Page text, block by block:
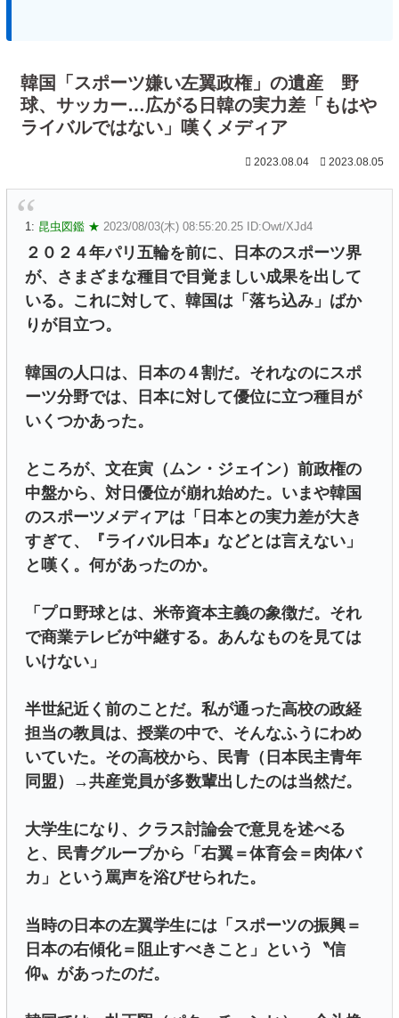
韓国「スポーツ嫌い左翼政権」の遺産 野
球、サッカー…広がる日韓の実力差「もはや
ライバルではない」嘆くメディア
2023.08.04 2023.08.05
1: 昆虫図鑑 ★ 2023/08/03(木) 08:55:20.25 ID:Owt/XJd4
２０２４年パリ五輪を前に、日本のスポーツ界
が、さまざまな種目で目覚ましい成果を出して
いる。これに対して、韓国は「落ち込み」ばか
りが目立つ。
韓国の人口は、日本の４割だ。それなのにスポ
ーツ分野では、日本に対して優位に立つ種目が
いくつかあった。
ところが、文在寅（ムン・ジェイン）前政権の
中盤から、対日優位が崩れ始めた。いまや韓国
のスポーツメディアは「日本との実力差が大き
すぎて、『ライバル日本』などとは言えない」
と嘆く。何があったのか。
「プロ野球とは、米帝資本主義の象徴だ。それ
で商業テレビが中継する。あんなものを見ては
いけない」
半世紀近く前のことだ。私が通った高校の政経
担当の教員は、授業の中で、そんなふうにわめ
いていた。その高校から、民青（日本民主青年
同盟）→共産党員が多数輩出したのは当然だ。
大学生になり、クラス討論会で意見を述べる
と、民青グループから「右翼＝体育会＝肉体バ
カ」という罵声を浴びせられた。
当時の日本の左翼学生には「スポーツの振興＝
日本の右傾化＝阻止すべきこと」という〝信
仰〟があったのだ。